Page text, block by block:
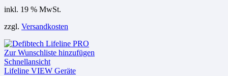
inkl. 19 % MwSt.
zzgl. Versandkosten
Zur Wunschliste hinzufügen
Schnellansicht
Lifeline VIEW Geräte